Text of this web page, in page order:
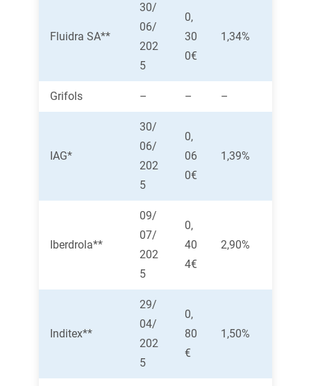
Fluidra SA**
30/
06/
202
5
0,
30
0€
1,34%
Grifols – – –
IAG*
30/
06/
202
5
0,
06
0€
1,39%
Iberdrola**
09/
07/
202
5
0,
40
4€
2,90%
Inditex**
29/
04/
202
5
0,
80
€
1,50%